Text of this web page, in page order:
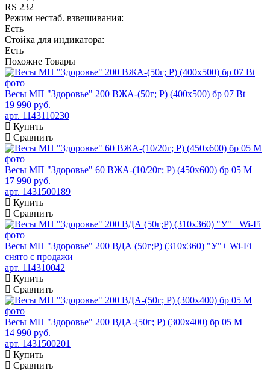
RS 232
Режим нестаб. взвешивания:
Есть
Стойка для индикатора:
Есть
Похожие Товары
Весы МП "Здоровье" 200 ВЖА-(50г; Р) (400х500) бр 07 Bt
19 990 руб.
арт. 1143110230
Купить
Сравнить
Весы МП "Здоровье" 60 ВЖА-(10/20г; Р) (450х600) бр 05 М
17 990 руб.
арт. 1431500189
Купить
Сравнить
Весы МП "Здоровье" 200 ВДА (50г;Р) (310х360) "У"+ Wi-Fi
снято с продажи
арт. 114310042
Купить
Сравнить
Весы МП "Здоровье" 200 ВДА-(50г; Р) (300х400) бр 05 М
14 990 руб.
арт. 1431500201
Купить
Сравнить